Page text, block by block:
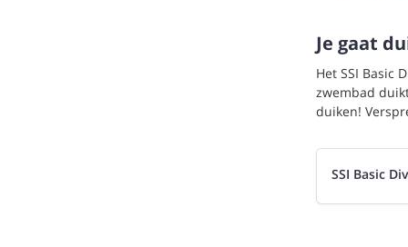
Je gaat
Het SSI Basic
zwembad
duiken!
SSI Basic